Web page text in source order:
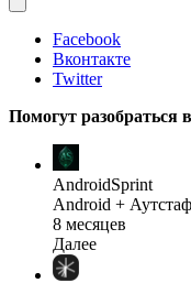
Facebook
Вконтакте
Twitter
Помогут разобраться
AndroidSprint
Android +
8 месяцев
Далее